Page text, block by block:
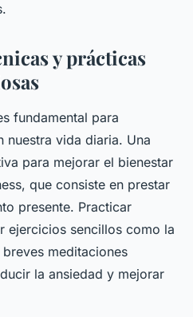
y prácticas
fundamental para
nuestra vida diaria. Una
para mejorar el bienestar
que consiste en prestar
presente. Practicar
ejercicios sencillos como la
meditaciones
la ansiedad y mejorar